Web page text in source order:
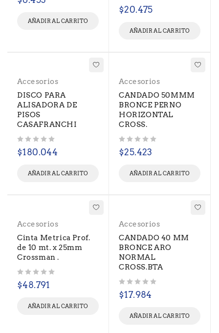
AÑADIR AL CARRITO
$20.475
AÑADIR AL CARRITO
Accesorios
DISCO PARA
ALISADORA DE
PISOS
CASAFRANCHI
$180.044
AÑADIR AL CARRITO
Accesorios
CANDADO 50MMM
BRONCE PERNO
HORIZONTAL
CROSS.
$25.423
AÑADIR AL CARRITO
Accesorios
Cinta Metrica Prof.
de 10 mt. x 25mm
Crossman .
$48.791
AÑADIR AL CARRITO
Accesorios
CANDADO 40 MM
BRONCE ARO
NORMAL
CROSS.BTA
$17.984
AÑADIR AL CARRITO